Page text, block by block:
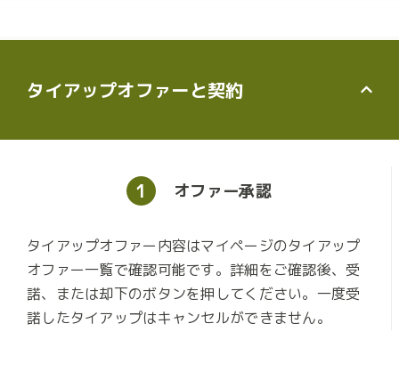
タイアップオファーと契約
1 オファー承認
タイアップオファー内容はマイページのタイアップ
オファー一覧で確認可能です。詳細をご確認後、受
諾、または却下のボタンを押してください。一度受
諾したタイアップはキャンセルができません。